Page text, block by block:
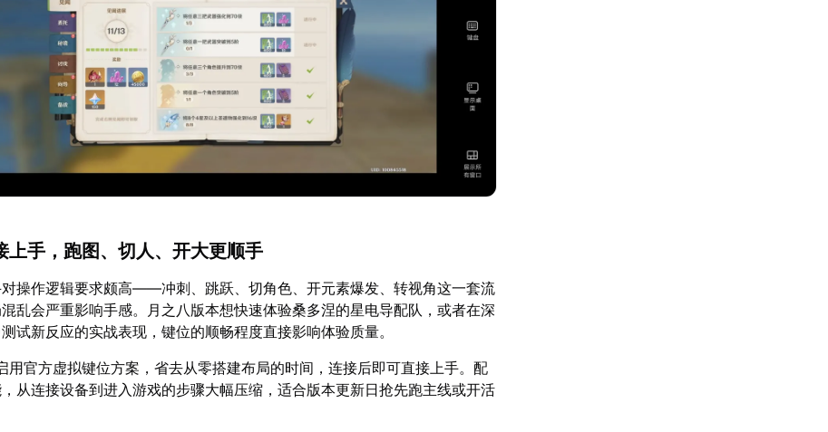
上手，跑图、切人、开大更顺手
对操作逻辑要求颇高——冲刺、跳跃、切角色、开元素爆发、转视角这一套流
乱会严重影响手感。月之八版本想快速体验桑多涅的星电导配队，或者在深
试新反应的实战表现，键位的顺畅程度直接影响体验质量。
用官方虚拟键位方案，省去从零搭建布局的时间，连接后即可直接上手。配
从连接设备到进入游戏的步骤大幅压缩，适合版本更新日抢先跑主线或开活